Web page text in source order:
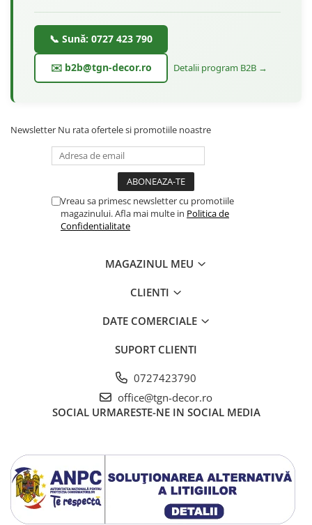
📞 Sună: 0727 423 790
✉️ b2b@tgn-decor.ro Detalii program B2B →
Newsletter Nu rata ofertele si promotiile noastre
Vreau sa primesc newsletter cu promotiile
magazinului. Afla mai multe in Politica de
Confidentialitate
MAGAZINUL MEU
CLIENTI
DATE COMERCIALE
SUPORT CLIENTI
0727423790
office@tgn-decor.ro
SOCIAL URMARESTE-NE IN SOCIAL MEDIA